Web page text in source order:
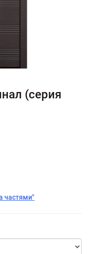
18
18
(серия
частями"